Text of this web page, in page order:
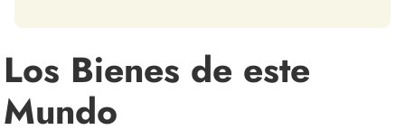
Los Bienes de este
Mundo